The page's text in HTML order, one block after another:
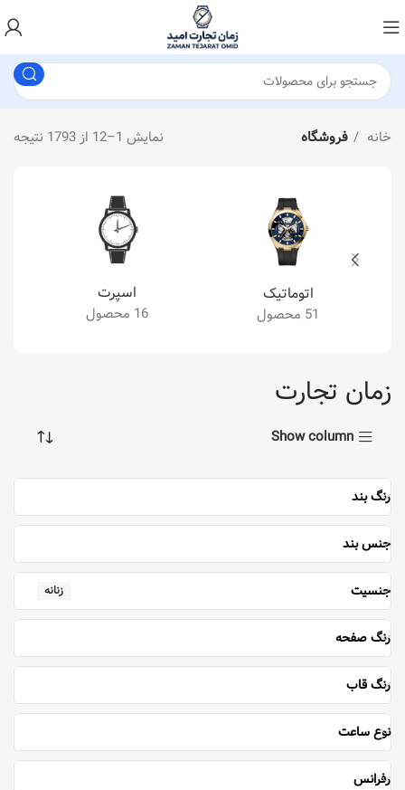
خانه فروشگاه نمایش 13–24 از 1793 نتیجه
اتوماتیک
51 محصول
اسپرت
16 محصول
زمان تجارت
Show column
رنگ بند
جنس بند
جنسیت زنانه
رنگ صفحه
رنگ قاب
نوع ساعت
رفرانس